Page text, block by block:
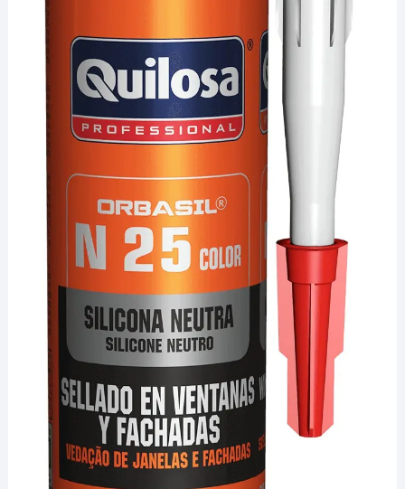
¡Hola! Soy el asesor virtual de Ferretería El Arroyo.
Cuéntame qué necesitas y te ayudo a encontrarlo,
aunque no sepas el nombre exacto